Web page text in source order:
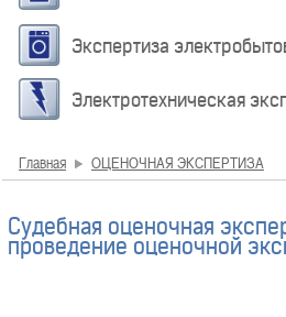
Экспертиза
Электротехническая
Главная ОЦЕНОЧНАЯ ЭКСПЕРТИЗА
Судебная оценочная
проведение оценочной